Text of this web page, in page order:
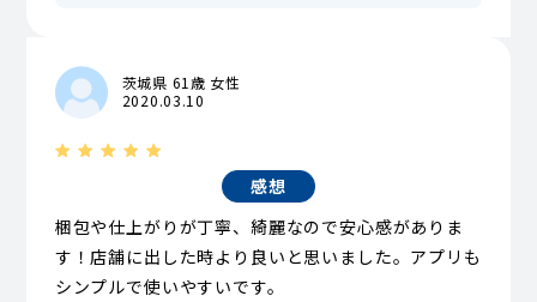
茨城県 61歳 女性
2020.03.10
感想
梱包や仕上がりが丁寧、綺麗なので安心感がありま
す！店舗に出した時より良いと思いました。アプリも
シンプルで使いやすいです。